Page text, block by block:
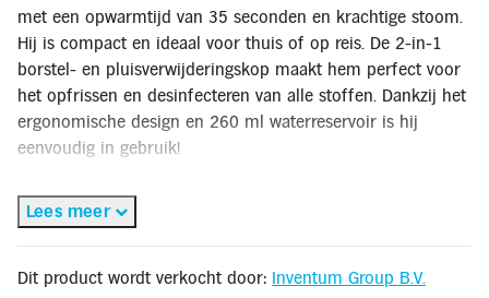
bestellingen
Inloggen
Toegankelijkheid
Verbeter
de
leesbaarheid
door
te
verhogen
met een opwarmtijd van 35 seconden en krachtige stoom.
Hij is compact en ideaal voor thuis of op reis. De 2-in-1
borstel- en pluisverwijderingskop maakt hem perfect voor
het opfrissen en desinfecteren van alle stoffen. Dankzij het
ergonomische design en 260 ml waterreservoir is hij
eenvoudig in gebruik!
✅Gratis thuisbezorgd binnen 2-3 werkdagen*
✅Gratis retourneren binnen 14 dagen**
🔔OP = OP
Lees meer
Dit product wordt verkocht door: Inventum Group B.V.